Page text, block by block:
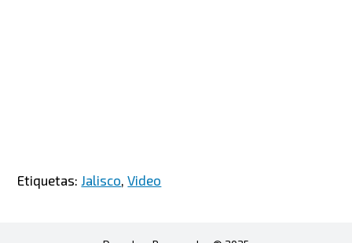
Etiquetas: Jalisco,Video